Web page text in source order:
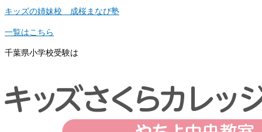
キッズの姉妹校 成桜まなび塾
一覧はこちら
千葉県小学校受験は